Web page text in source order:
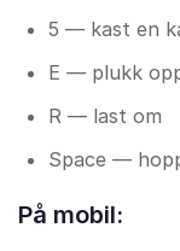
5 — kast en
E — plukk
R — last om
Space —
På mobil: